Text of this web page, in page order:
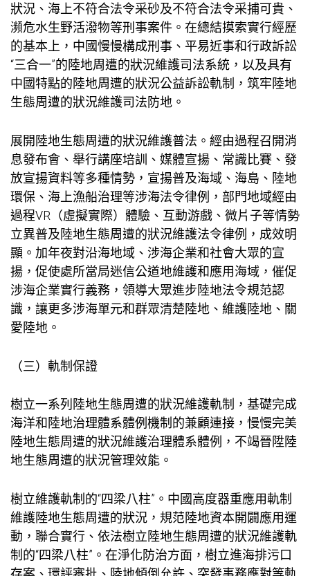
狀況、海上不符合法令采砂及不符合法令采捕可貴、
瀕危水生野活潑物等刑事案件。在總結摸索實行經歷
的基本上，中國慢慢構成刑事、平易近事和行政訴訟
“三合一”的陸地周遭的狀況維護司法系統，以及具有
中國特點的陸地周遭的狀況公益訴訟軌制，筑牢陸地
生態周遭的狀況維護司法防地。
展開陸地生態周遭的狀況維護普法。經由過程召開消
息發布會、舉行講座培訓、媒體宣揚、常識比賽、發
放宣揚資料等多種情勢，宣揚普及海域、海島、陸地
環保、海上漁船治理等涉海法令律例，部門地域經由
過程VR（虛擬實際）體驗、互動游戲、微片子等情勢
立異普及陸地生態周遭的狀況維護法令律例，成效明
顯。加年夜對沿海地域、涉海企業和社會大眾的宣
揚，促使處所當局迷信公道地維護和應用海域，催促
涉海企業實行義務，領導大眾進步陸地法令規范認
識，讓更多涉海單元和群眾清楚陸地、維護陸地、關
愛陸地。
（三）軌制保證
樹立一系列陸地生態周遭的狀況維護軌制，基礎完成
海洋和陸地治理體系體例機制的兼顧連接，慢慢完美
陸地生態周遭的狀況維護治理體系體例，不竭晉陞陸
地生態周遭的狀況管理效能。
樹立維護軌制的“四梁八柱”。中國高度器重應用軌制
維護陸地生態周遭的狀況，規范陸地資本開闢應用運
動，聯合實行、依法樹立陸地生態周遭的狀況維護軌
制的“四梁八柱”。在淨化防治方面，樹立進海排污口